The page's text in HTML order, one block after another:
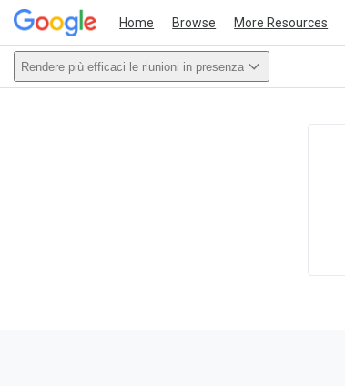
Home Browse More Resources
Rendere più efficaci le riunioni in presenza